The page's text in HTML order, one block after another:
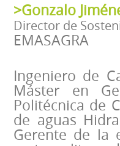
>Gonzalo
Director de
EMASAGRA
Ingeniero de
Máster en
Politécnica de
de aguas
Gerente de la